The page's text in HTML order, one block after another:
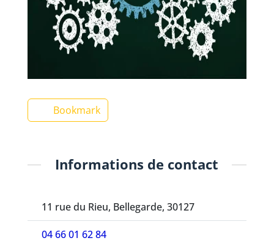
Bookmark
Informations de contact
11 rue du Rieu, Bellegarde, 30127
04 66 01 62 84